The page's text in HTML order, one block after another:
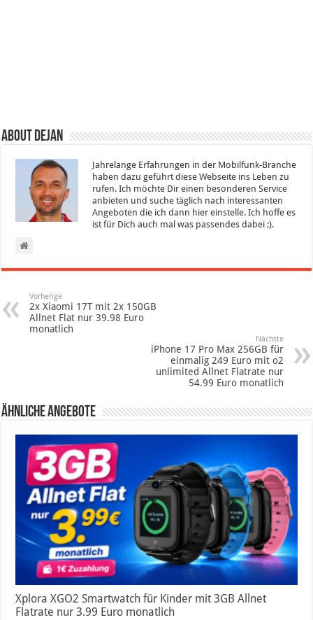
About Dejan
Jahrelange Erfahrungen in der Mobilfunk-Branche
haben dazu geführt diese Webseite ins Leben zu
rufen. Ich möchte Dir einen besonderen Service
anbieten und suche täglich nach interessanten
Angeboten die ich dann hier einstelle. Ich hoffe es
ist für Dich auch mal was passendes dabei ;).
Vorherige
2x Xiaomi 17T mit 2x 150GB
Allnet Flat nur 39.98 Euro
monatlich
Nächste
iPhone 17 Pro Max 256GB für
einmalig 249 Euro mit o2
unlimited Allnet Flatrate nur
54.99 Euro monatlich
Ähnliche Angebote
Xplora XGO2 Smartwatch für Kinder mit 3GB Allnet
Flatrate nur 3.99 Euro monatlich